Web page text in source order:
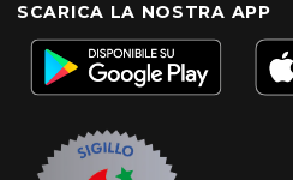
SCARICA LA NOSTRA APP